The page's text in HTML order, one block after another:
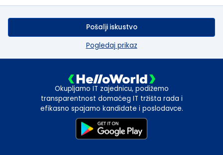
Pošalji iskustvo
Pogledaj prikaz
Okupljamo IT zajednicu, podižemo
transparentnost domaćeg IT tržišta rada i
efikasno spajamo kandidate i poslodavce.